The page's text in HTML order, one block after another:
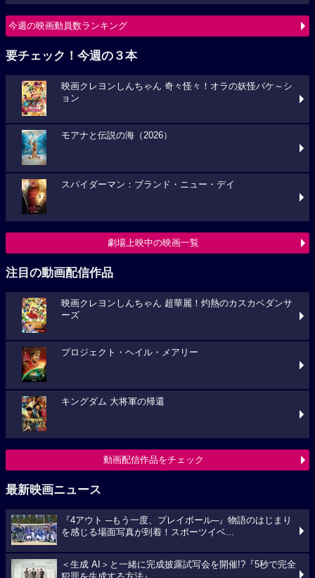
今週の映画動員数ランキング
要チェック！今週の３本
映画クレヨンしんちゃん 奇々怪々！オラの妖怪バケ～シ
ョン
モアナと伝説の海（2026）
スパイダーマン：ブランド・ニュー・デイ
劇場上映中の映画一覧
注目の動画配信作品
映画クレヨンしんちゃん 超華麗！灼熱のカスカベダンサ
ーズ
プロジェクト・ヘイル・メアリー
キングダム 大将軍の帰還
動画配信作品をチェック
最新映画ニュース
『4アウト ─もう一度、プレイボール─』物語のはじまり
を感じる場面写真が到着！スポーツイベ...
＜生成 AI＞と一緒に完成披露試写会を開催!?『5秒で完全